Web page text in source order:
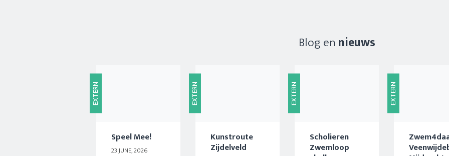
Blog en nieuws
EXTERN
Speel Mee!
23 JUNE, 2026
EXTERN
Kunstroute
Zijdelveld
EXTERN
Scholieren
Zwemloop
EXTERN